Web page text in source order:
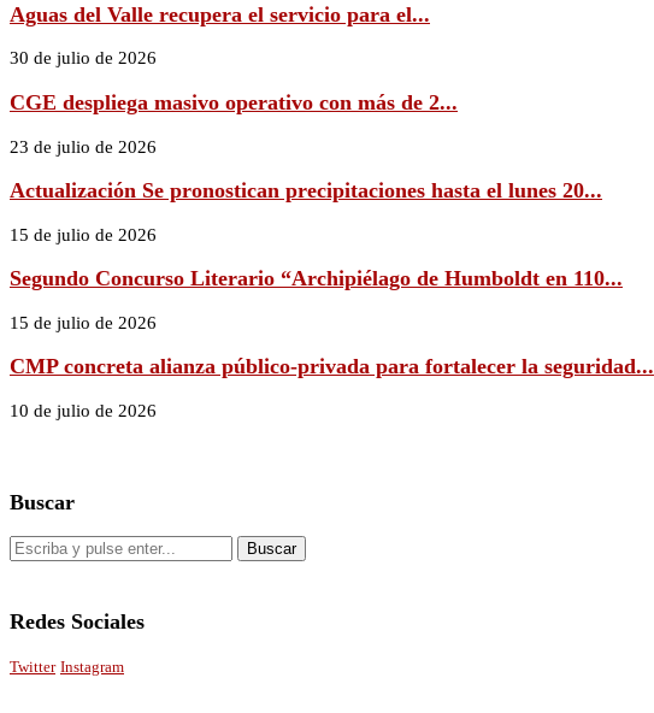
Aguas del Valle recupera el servicio para el...
30 de julio de 2026
CGE despliega masivo operativo con más de 2...
23 de julio de 2026
Actualización Se pronostican precipitaciones hasta el lunes 20...
15 de julio de 2026
Segundo Concurso Literario “Archipiélago de Humboldt en 110...
15 de julio de 2026
CMP concreta alianza público-privada para fortalecer la seguridad...
10 de julio de 2026
Buscar
Redes Sociales
Twitter Instagram